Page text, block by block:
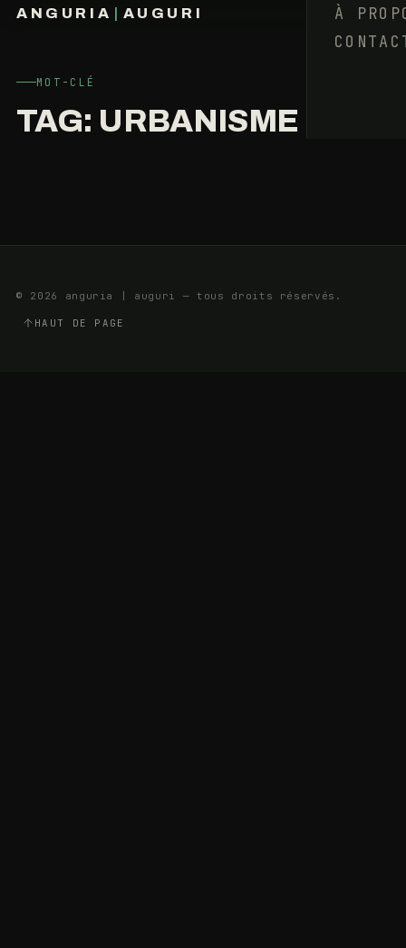
ANGURIA AUGURI
À
MOT-CLÉ
TAG: URBANISME
HORIZONS
CULTURE
22
JANVIER
14
MIN
© 2026 anguria | auguri — tous droits réservés.
HAUT DE PAGE